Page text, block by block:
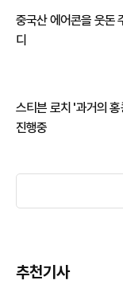
중국산 에어콘을 웃돈
디
스티븐 로치 '과거의
진행중
추천기사